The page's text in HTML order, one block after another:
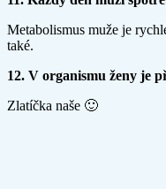
Metabolismus muže je
také.
12. V organismu ženy je
Zlatíčka naše 🙂